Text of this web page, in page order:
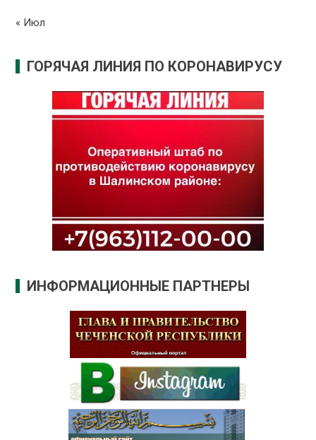
« Июл
ГОРЯЧАЯ ЛИНИЯ ПО КОРОНАВИРУСУ
ИНФОРМАЦИОННЫЕ ПАРТНЕРЫ